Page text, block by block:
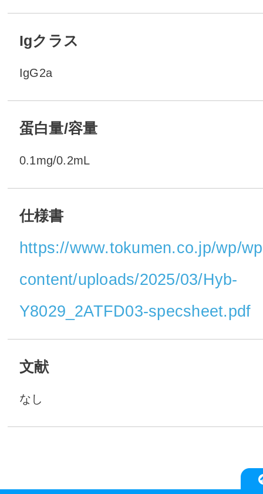
Igクラス
IgG2a
蛋白量/容量
0.1mg/0.2mL
仕様書
https://www.tokumen.co.jp/wp/
content/uploads/2025/03/Hyb-
Y8029_2ATFD03-specsheet.pdf
文献
なし